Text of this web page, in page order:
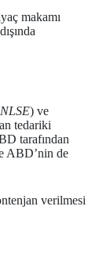
makamı
) ve
tedariki
tarafından
ABD’nin de
verilmesi